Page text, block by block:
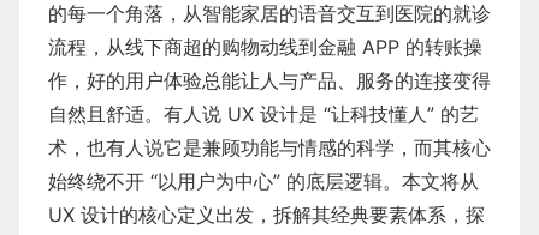
的每一个角落，从智能家居的语音交互到医院的就诊
流程，从线下商超的购物动线到金融 APP 的转账操
作，好的用户体验总能让人与产品、服务的连接变得
自然且舒适。有人说 UX 设计是 “让科技懂人” 的艺
术，也有人说它是兼顾功能与情感的科学，而其核心
始终绕不开 “以用户为中心” 的底层逻辑。本文将从
UX 设计的核心定义出发，拆解其经典要素体系，探